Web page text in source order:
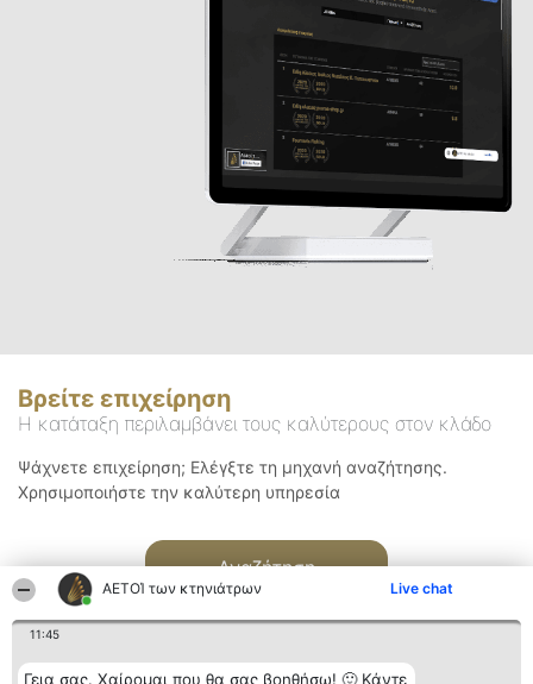
ΑΕΤΟΊ των κτηνιάτρων Live chat
11:45
Γεια σας. Χαίρομαι που θα σας βοηθήσω! 🙂 Κάντε
Βρείτε επιχείρηση
Η κατάταξη περιλαμβάνει τους καλύτερους στον κλάδο
Ψάχνετε επιχείρηση; Ελέγξτε τη μηχανή αναζήτησης.
Χρησιμοποιήστε την καλύτερη υπηρεσία
Αναζήτηση